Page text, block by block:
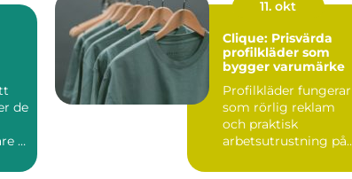
de
i
11. okt
Clique: Prisvärda
profilkläder som
bygger varumärke
Profilkläder fungerar
som rörlig reklam
och praktisk
arbetsutrustning på